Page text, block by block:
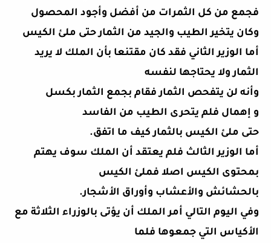
فجمع من كل الثمرات من أفضل وأجود المحصول
وكان يتخير الطيب والجيد من الثمار حتى ملئ الكيس
أما الوزير الثاني فقد كان مقتنعا بأن الملك لا يريد
الثمار ولا يحتاجها لنفسه
وأنه لن يتفحص الثمار فقام بجمع الثمار بكسل
و إهمال فلم يتحرى الطيب من الفاسد
حتى ملئ الكيس بالثمار كيف ما اتفق.
أما الوزير الثالث فلم يعتقد أن الملك سوف يهتم
بمحتوى الكيس اصلا فملئ الكيس
بالحشائش والأعشاب وأوراق الأشجار.
وفي اليوم التالي أمر الملك أن يؤتى بالوزراء الثلاثة مع
الأكياس التي جمعوها فلما